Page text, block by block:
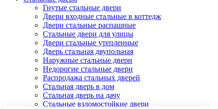
Гнутые стальные двери
Двери входные стальные в коттедж
Двери стальные распашные
Стальные двери для улицы
Двери стальные утепленные
Дверь стальная двупольная
Наружные стальные двери
Недорогие стальные двери
Распродажа стальных дверей
Стальная дверь в дом
Стальная дверь на дачу
Стальные взломостойкие двери